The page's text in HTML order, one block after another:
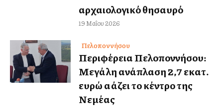
αρχαιολογικό θησαυρό
19 Μαΐου 2026
Πελοποννήσου
Περιφέρεια Πελοποννήσου:
Μεγάλη ανάπλαση 2,7 εκατ.
ευρώ αλλάζει το κέντρο της
Νεμέας